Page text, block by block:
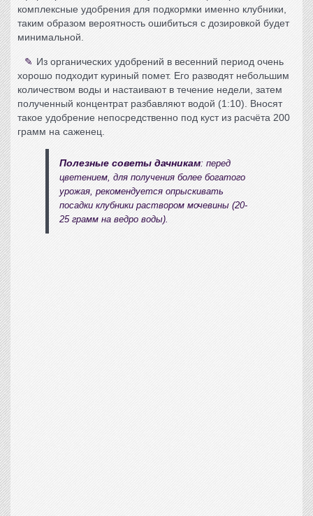
комплексные удобрения для подкормки именно клубники,
таким образом вероятность ошибиться с дозировкой будет
минимальной.
Из органических удобрений в весенний период очень
хорошо подходит куриный помет. Его разводят небольшим
количеством воды и настаивают в течение недели, затем
полученный концентрат разбавляют водой (1:10). Вносят
такое удобрение непосредственно под куст из расчёта 200
грамм на саженец.
Полезные советы дачникам: перед
цветением, для получения более богатого
урожая, рекомендуется опрыскивать
посадки клубники раствором мочевины (20-
25 грамм на ведро воды).